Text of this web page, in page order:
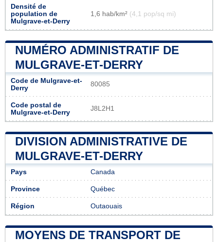
Densité de
population de
Mulgrave-et-Derry
1,6 hab/km² (4,1 pop/sq mi)
NUMÉRO ADMINISTRATIF DE
MULGRAVE-ET-DERRY
Code de Mulgrave-et-
Derry
80085
Code postal de
Mulgrave-et-Derry
J8L2H1
DIVISION ADMINISTRATIVE DE
MULGRAVE-ET-DERRY
Pays Canada
Province Québec
Région Outaouais
MOYENS DE TRANSPORT DE